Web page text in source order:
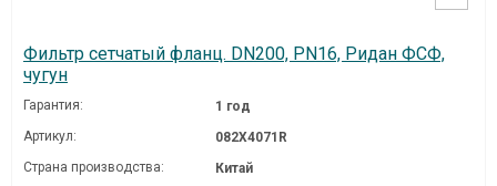
Фильтр сетчатый фланц. DN200, PN16, Ридан ФСФ,
чугун
Гарантия:
1 год
Артикул:
082X4071R
Страна производства:
Китай